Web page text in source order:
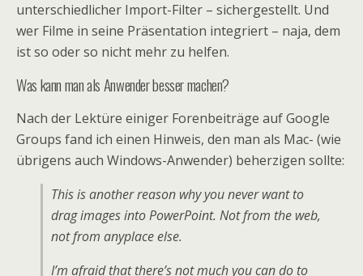
unterschiedlicher Import-Filter – sichergestellt. Und
wer Filme in seine Präsentation integriert – naja, dem
ist so oder so nicht mehr zu helfen.
Was kann man als Anwender besser machen?
Nach der Lektüre einiger Forenbeiträge auf Google
Groups fand ich einen Hinweis, den man als Mac- (wie
übrigens auch Windows-Anwender) beherzigen sollte:
This is another reason why you never want to
drag images into PowerPoint. Not from the web,
not from anyplace else.
I’m afraid that there’s not much you can do to